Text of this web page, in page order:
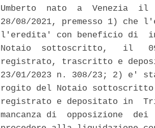
Umberto  nato  a  Venezia
28/08/2021, premesso 1) che
l'eredita' con beneficio di
Notaio  sottoscritto,   il   09/
registrato, trascritto e
23/01/2023 n. 308/23; 2) e'
rogito del Notaio sottoscritto
registrato e depositato in
mancanza di  opposizione